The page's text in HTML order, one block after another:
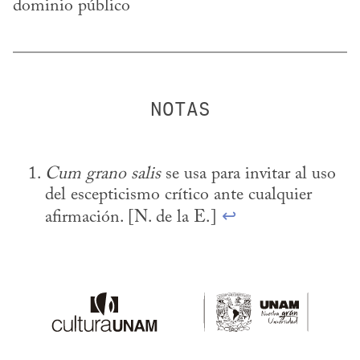
dominio público
Cum grano salis se usa para invitar al uso
del escepticismo crítico ante cualquier
afirmación. [N. de la E.] ↩